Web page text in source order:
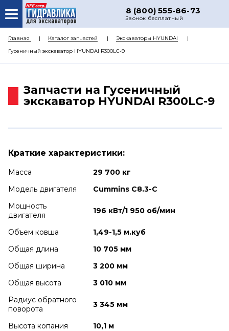
8 (800) 555-86-73
Звонок бесплатный
О НАС
КАТАЛОГ ЗАПЧАСТЕЙ
ДОСТАВКА
Главная Каталог запчастей
Экскаваторы HYUNDAI
Гусеничный экскаватор HYUNDAI R300LC-9
Запчасти на Гусеничный
экскаватор HYUNDAI R300LC-9
Краткие характеристики:
Масса
29 700 кг
Модель двигателя
Cummins C8.3-C
Мощность
двигателя
196 кВт/1 950 об/мин
Объем ковша
1,49-1,5 м.куб
Общая длина
10 705 мм
Общая ширина
3 200 мм
Общая высота
3 010 мм
Радиус обратного
поворота
3 345 мм
Высота копания 10,1 м